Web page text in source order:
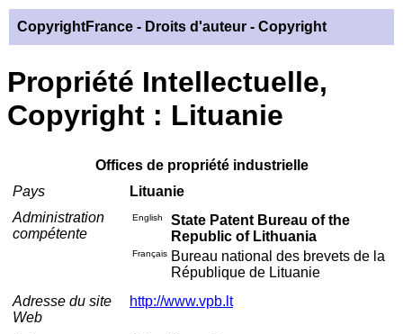
CopyrightFrance - Droits d'auteur - Copyright
Propriété Intellectuelle,
Copyright : Lituanie
Offices de propriété industrielle
Pays
Lituanie
Administration
compétente
English
State Patent Bureau of the
Republic of Lithuania
Français Bureau national des brevets de la
République de Lituanie
Adresse du site
Web
http://www.vpb.lt